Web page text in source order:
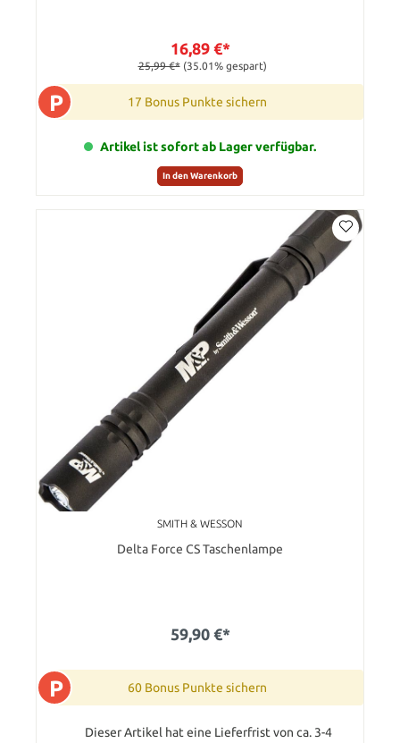
16,89 €*
25,99 €* (35.01% gespart)
P 17 Bonus Punkte sichern
Artikel ist sofort ab Lager verfügbar.
In den Warenkorb
SMITH & WESSON
Delta Force CS Taschenlampe
59,90 €*
P 60 Bonus Punkte sichern
Dieser Artikel hat eine Lieferfrist von ca. 3-4